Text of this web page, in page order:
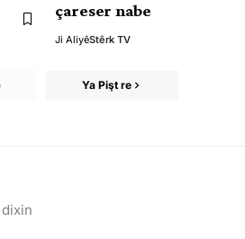
çareser nabe
Ji AliyêStêrk TV
Ya Pişt re